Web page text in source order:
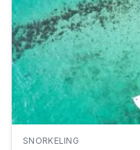
SNORKELING